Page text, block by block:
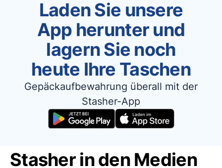
Laden Sie unsere
App herunter und
lagern Sie noch
heute Ihre Taschen
Gepäckaufbewahrung überall mit der
Stasher-App
Stasher in den Medien